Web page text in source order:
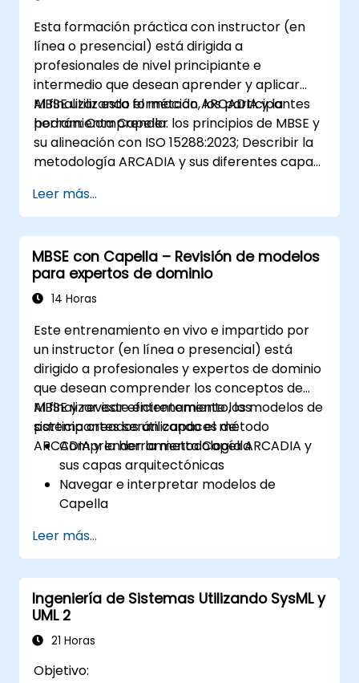
Esta formación práctica con instructor (en
línea o presencial) está dirigida a
profesionales de nivel principiante e
intermedio que desean aprender y aplicar
MBSE utilizando el método ARCADIA y la
herramienta Capella.
Al finalizar esta formación, los participantes
podrán: Comprender los principios de MBSE y
su alineación con ISO 15288:2023; Describir la
metodología ARCADIA y sus diferentes capas
necesidades operacionales hasta la
arquitectura física; Utilizar Capella para
construir, analizar y gestionar modelos de
sistemas; Implementar mejores prácticas en
el modelado de sistemas a través de un
estudio de caso real.
Leer más...
MBSE con Capella – Revisión de modelos
para expertos de dominio
14 Horas
Este entrenamiento en vivo e impartido por
un instructor (en línea o presencial) está
dirigido a profesionales y expertos de dominio
que desean comprender los conceptos de
MBSE y revisar eficientemente los modelos de
sistema creados utilizando el método
ARCADIA y la herramienta Capella.
Al finalizar este entrenamiento, los
participantes serán capaces de:
Comprender la metodología ARCADIA y
sus capas arquitectónicas
Navegar e interpretar modelos de
Capella
con los requisitos del sistema y la
arquitectura
Realizar revisiones estructuradas de
modelos
Agregar comentarios claros y
pertinentes dentro de Capella
Leer más...
Ingeniería de Sistemas Utilizando SysML y
UML 2
21 Horas
Objetivo: